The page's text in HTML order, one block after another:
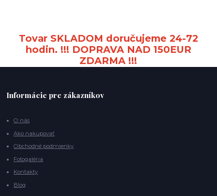
Tovar SKLADOM doručujeme 24-72
hodin. !!! DOPRAVA NAD 150EUR
ZDARMA !!!
Informácie pre zákazníkov
O nás
Ako nakupovať
Obchodné podmienky
Fotogaléria
Kontakty
Blog